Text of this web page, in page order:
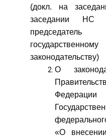
(докл. на
заседании НС
законодательству)
О
«О